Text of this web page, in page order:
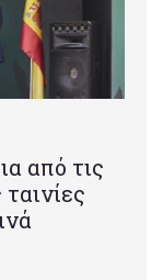
από τις